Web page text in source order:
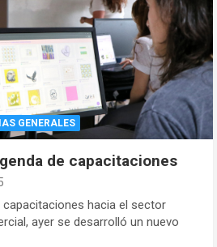
GENERALES
de capacitaciones
hacia el sector
ayer se desarrolló un nuevo